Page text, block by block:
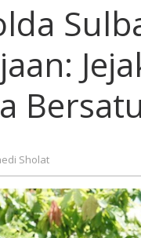
Kerajaan:
Jejak
Sejarah
Balanipa
dan
Gowa
Bersatu
Sholat